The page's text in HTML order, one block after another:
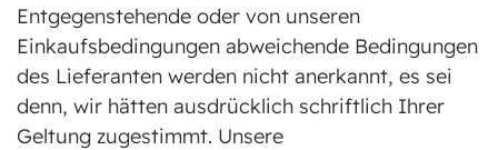
Entgegenstehende oder von unseren
Einkaufsbedingungen abweichende Bedingungen
des Lieferanten werden nicht anerkannt, es sei
denn, wir hätten ausdrücklich schriftlich Ihrer
Geltung zugestimmt. Unsere